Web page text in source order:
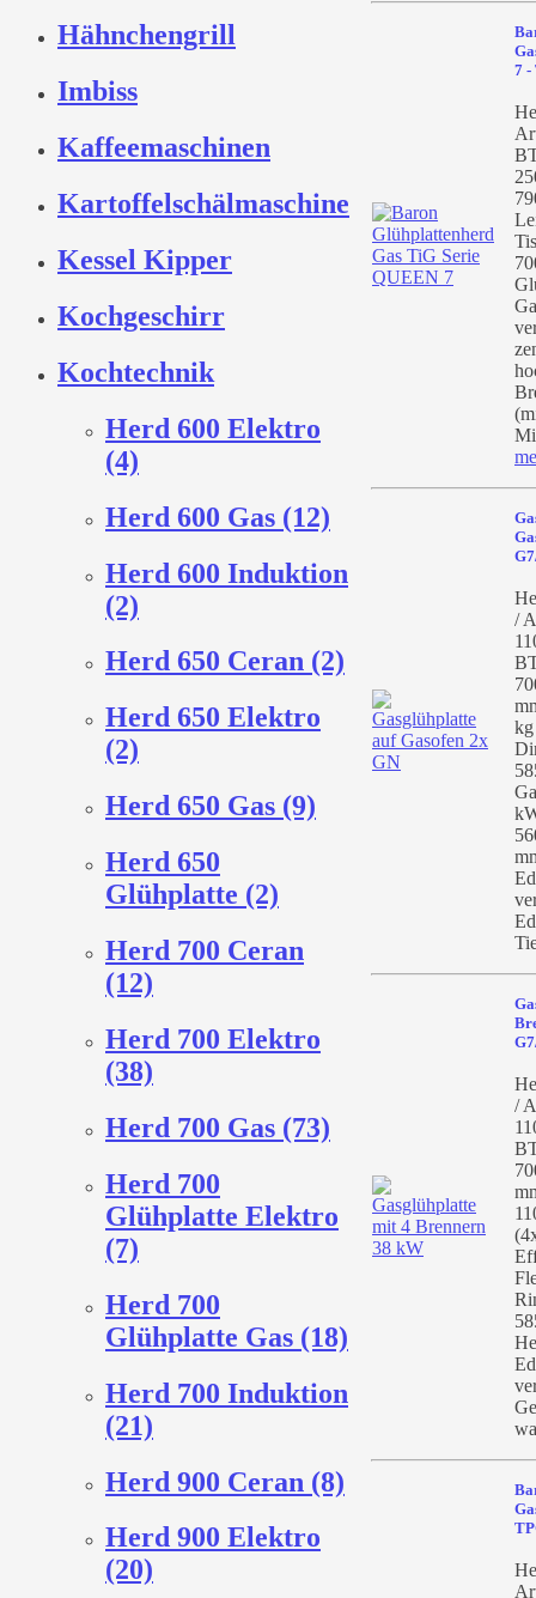
Hähnchengrill
Imbiss
Kaffeemaschinen
Kartoffelschälmaschine
Kessel Kipper
Kochgeschirr
Kochtechnik
Herd 600 Elektro
(4)
Herd 600 Gas (12)
Herd 600 Induktion
(2)
Herd 650 Ceran (2)
Herd 650 Elektro
(2)
Herd 650 Gas (9)
Herd 650
Glühplatte (2)
Herd 700 Ceran
(12)
Herd 700 Elektro
(38)
Herd 700 Gas (73)
Herd 700
Glühplatte Elektro
(7)
Herd 700
Glühplatte Gas (18)
Herd 700 Induktion
(21)
Herd 900 Ceran (8)
Herd 900 Elektro
(20)
7 -
/
/